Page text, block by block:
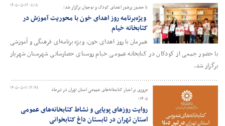
۱۴۰۵-۰۵-۱۲ ۰۸:۱۸ با حضور پرشور اعضای کودک و نوجوان برگزار شد؛
ویژه‌برنامه روز اهدای خون با محوریت آموزش در
کتابخانه خیام
همزمان با روز اهدای خون، ویژه‌ برنامه‌ای فرهنگی و آموزشی
با حضور جمعی از کودکان در کتابخانه عمومی خیام روستای حصارساتی شهرستان شهریار
برگزار شد.
۱۴۰۵-۰۵-۱۱ ۱۳:۴۸
مروری بر اخبار کتابخانه‌های عمومی استان تهران در تیرماه
۱۴۰۵؛
روایت روزهای پویایی و نشاط کتابخانه‌های عمومی
استان تهران در تابستان داغ کتابخوانی